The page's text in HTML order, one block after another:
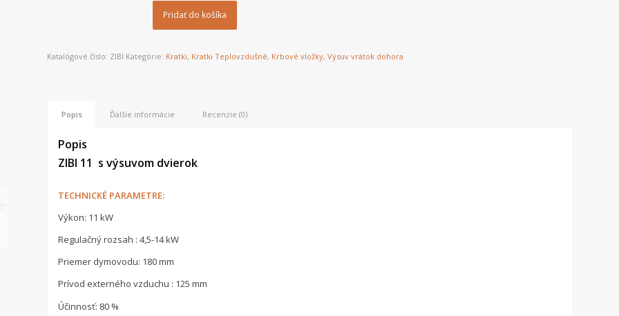
Pridať do košíka
Katalógové číslo: ZIBI Kategórie: Kratki, Kratki Teplovzdušné, Krbové vložky,Výsuv vrátok dohora
Popis Ďalšie informácie Recenzie (0)
Popis
ZIBI 11 s výsuvom dvierok
TECHNICKÉ PARAMETRE:
Výkon: 11 kW
Regulačný rozsah : 4,5-14 kW
Priemer dymovodu: 180 mm
Prívod externého vzduchu : 125 mm
Účinnosť: 80 %